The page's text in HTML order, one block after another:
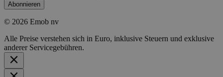
Abonnieren
© 2026 Emob nv
Alle Preise verstehen sich in Euro, inklusive Steuern und exklusive
anderer Servicegebühren.